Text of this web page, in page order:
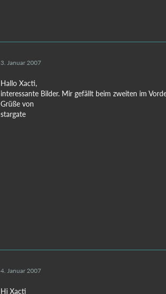
3. Januar 2007
Hallo Xacti,
interessante Bilder. Mir gefällt beim zweiten im
Grüße von
stargate
4. Januar 2007
Hi Xacti